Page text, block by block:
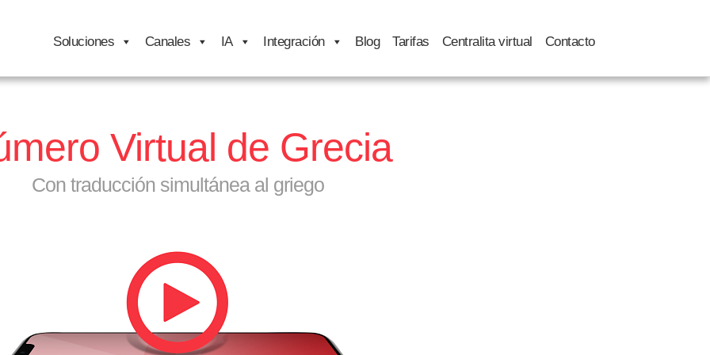
Soluciones Canales IA Integración Blog Tarifas Centralita virtual Contacto
Virtual de Grecia
Con traducción simultánea al griego